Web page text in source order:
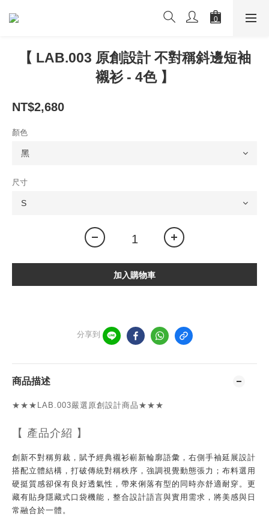
【 LAB.003 原創設計 不對稱斜邊短袖
襯衫 - 4色 】
NT$2,680
顏色
尺寸
加入購物車
分享到
商品描述
★★★ LAB.003嚴選原創設計商品 ★★★
【 產品介紹 】
創新不對稱剪裁，賦予經典襯衫嶄新輪廓語彙，右側手袖延展設計
搭配立體結構，打破傳統對稱秩序，強調視覺動態張力；布料選用
硬挺質感卻保有良好透氣性，帶來俐落有型的同時亦舒適耐穿。更
藏有貼身隱藏式口袋機能，整合設計語言與實用需求，將美感與日
常融合於一體。